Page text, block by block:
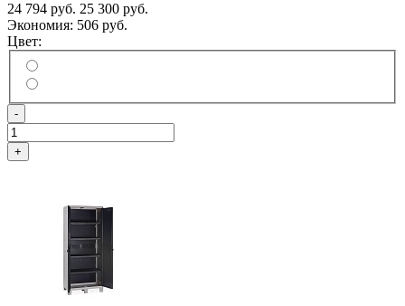
24 794 руб. 25 300 руб.
Экономия: 506 руб.
Цвет:
-
+